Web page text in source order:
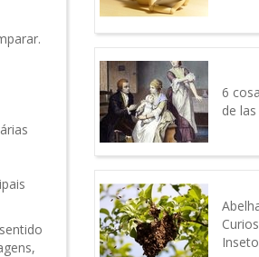
6
de
Inseto